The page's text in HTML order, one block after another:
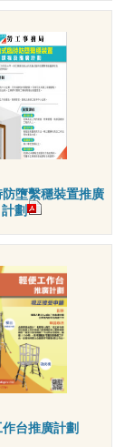
墮繫穩裝置推廣
計劃
台推廣計劃